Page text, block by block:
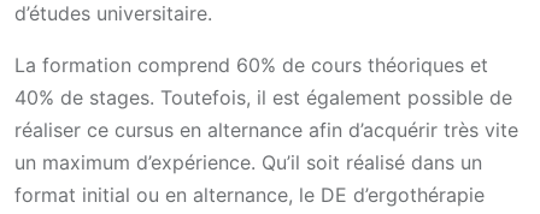
d’études universitaire.
La formation comprend 60% de cours théoriques et
40% de stages. Toutefois, il est également possible de
réaliser ce cursus en alternance afin d’acquérir très vite
un maximum d’expérience. Qu’il soit réalisé dans un
format initial ou en alternance, le DE d’ergothérapie